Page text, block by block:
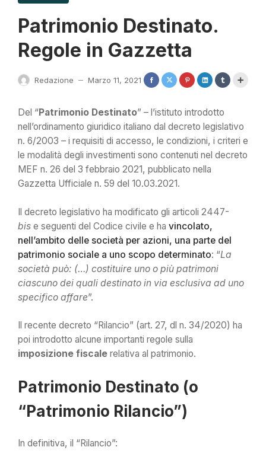
Patrimonio Destinato.
Regole in Gazzetta
Redazione — Marzo 11, 2021
Del “Patrimonio Destinato” – l’istituto introdotto
nell’ordinamento giuridico italiano dal decreto legislativo
n. 6/2003 – i requisiti di accesso, le condizioni, i criteri e
le modalità degli investimenti sono contenuti nel decreto
MEF n. 26 del 3 febbraio 2021, pubblicato nella
Gazzetta Ufficiale n. 59 del 10.03.2021.
Il decreto legislativo ha modificato gli articoli 2447-
bis e seguenti del Codice civile e ha vincolato,
nell’ambito delle società per azioni, una parte del
patrimonio sociale a uno scopo determinato: “La
società può: (…) costituire uno o più patrimoni
ciascuno dei quali destinato in via esclusiva ad uno
specifico affare”.
Il recente decreto “Rilancio” (art. 27, dl n. 34/2020) ha
poi introdotto alcune importanti regole sulla
imposizione fiscale relativa al patrimonio.
Patrimonio Destinato (o
“Patrimonio Rilancio”)
In definitiva, il “Rilancio”: